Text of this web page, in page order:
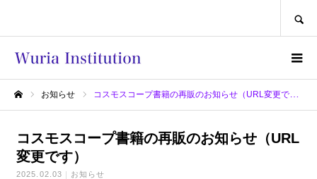
お知らせ コスモスコープ書籍の再販のお知らせ（URL変更です）
コスモスコープ書籍の再販のお知らせ（URL
変更です）
2025.02.03 お知らせ